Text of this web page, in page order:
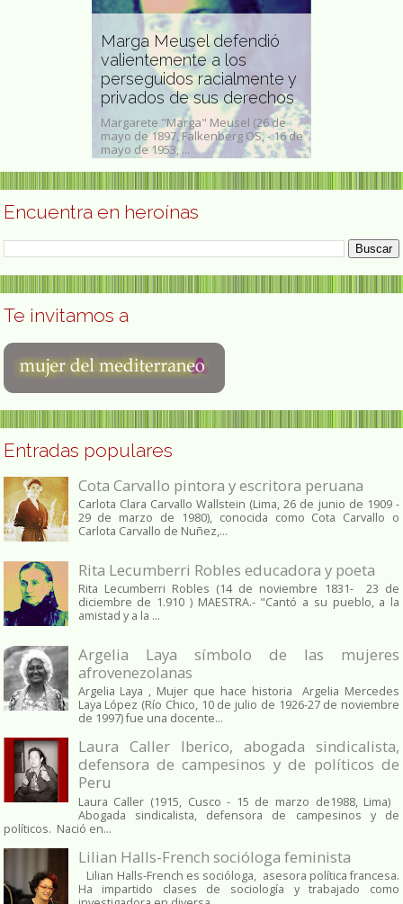
Marga Meusel defendió
valientemente a los
perseguidos racialmente y
privados de sus derechos
Margarete "Marga" Meusel (26 de
mayo de 1897, Falkenberg OS, - 16 de
mayo de 1953, ...
Encuentra en heroínas
Te invitamos a
Entradas populares
Cota Carvallo pintora y escritora peruana
Carlota Clara Carvallo Wallstein (Lima, 26 de junio de 1909 -
29 de marzo de 1980), conocida como Cota Carvallo o
Carlota Carvallo de Nuñez,...
Rita Lecumberri Robles educadora y poeta
Rita Lecumberri Robles (14 de noviembre 1831- 23 de
diciembre de 1.910 ) MAESTRA.- "Cantó a su pueblo, a la
amistad y a la ...
Argelia Laya símbolo de las mujeres
afrovenezolanas
Argelia Laya , Mujer que hace historia Argelia Mercedes
Laya López (Río Chico, 10 de julio de 1926-27 de noviembre
de 1997) fue una docente...
Laura Caller Iberico, abogada sindicalista,
defensora de campesinos y de políticos de
Peru
Laura Caller (1915, Cusco - 15 de marzo de1988, Lima)
Abogada sindicalista, defensora de campesinos y de
políticos. Nació en...
Lilian Halls-French socióloga feminista
Lilian Halls-French es socióloga, asesora política francesa.
Ha impartido clases de sociología y trabajado como